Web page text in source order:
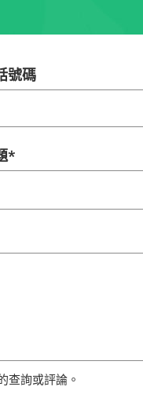
號碼
*
查詢或評論。